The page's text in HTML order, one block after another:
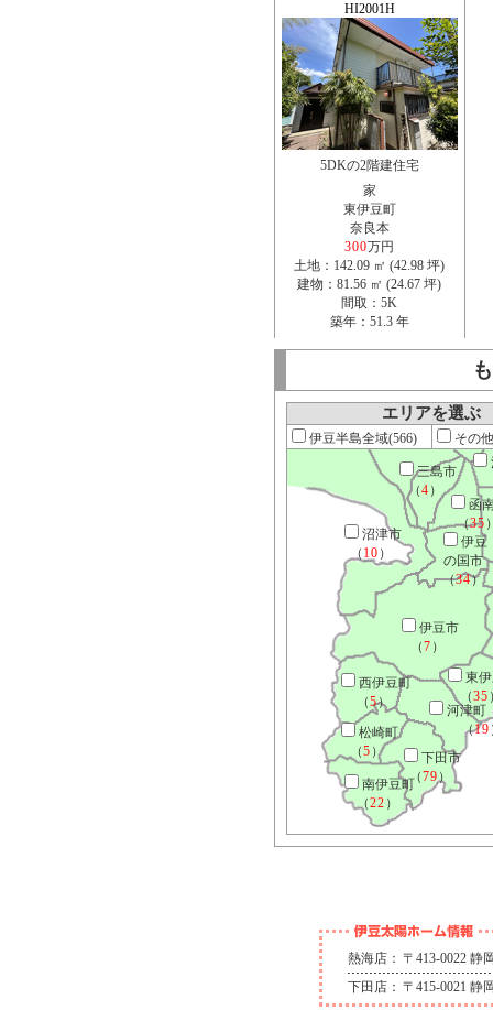
HI2001H
5DKの2階建住宅
家
東伊豆町
奈良本
300万円
土地：142.09 ㎡ (42.98 坪)
建物：81.56 ㎡ (24.67 坪)
間取：5K
築年：51.3 年
エリアを選ぶ
伊豆半島全域(566)
その
函
（35
三島市
（4 ）
沼津市
（ 10 ）
伊豆
の国市
（34）
伊豆市
（7 ）
東
（35
河津町
（19
西伊豆町
（5）
下田市
（79）
松崎町
（5 ）
南伊豆町
（22 ）
熱海店： 〒413-0022 静
下田店： 〒415-0021 静